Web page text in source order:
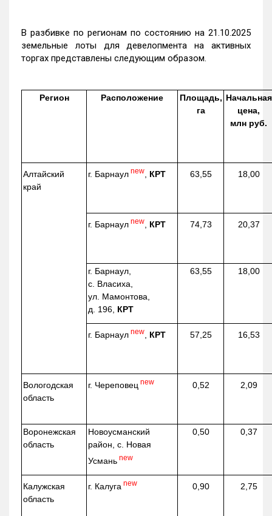
В разбивке по регионам по состоянию на 21.10.2025
земельные лоты для девелопмента на активных
торгах представлены следующим образом.
Регион Расположение
Площадь,
га
Начальная
цена,
млн руб.
Алтайский
край
г. Барнаул new КРТ 63,55 18,00
г. Барнаул new КРТ 74,73 20,37
г. Барнаул,
с. Власиха,
ул. Мамонтова,
д. 196, КРТ
63,55 18,00
г. Барнаул new КРТ 57,25 16,53
Вологодская
область
г. Череповец new 0,52 2,09
Воронежская
область
Новоусманский
район, с. Новая
Усмань new
0,50 0,37
Калужская
область
г. Калуга new 0,90 2,75